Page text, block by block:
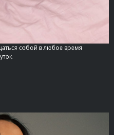
собой в любое время